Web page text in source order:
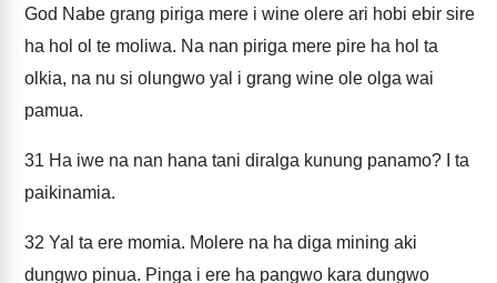
God Nabe grang piriga mere i wine olere ari hobi ebir sire
ha hol ol te moliwa. Na nan piriga mere pire ha hol ta
olkia, na nu si olungwo yal i grang wine ole olga wai
pamua.
31 Ha iwe na nan hana tani diralga kunung panamo? I ta
paikinamia.
32 Yal ta ere momia. Molere na ha diga mining aki
dungwo pinua. Pinga i ere ha pangwo kara dungwo